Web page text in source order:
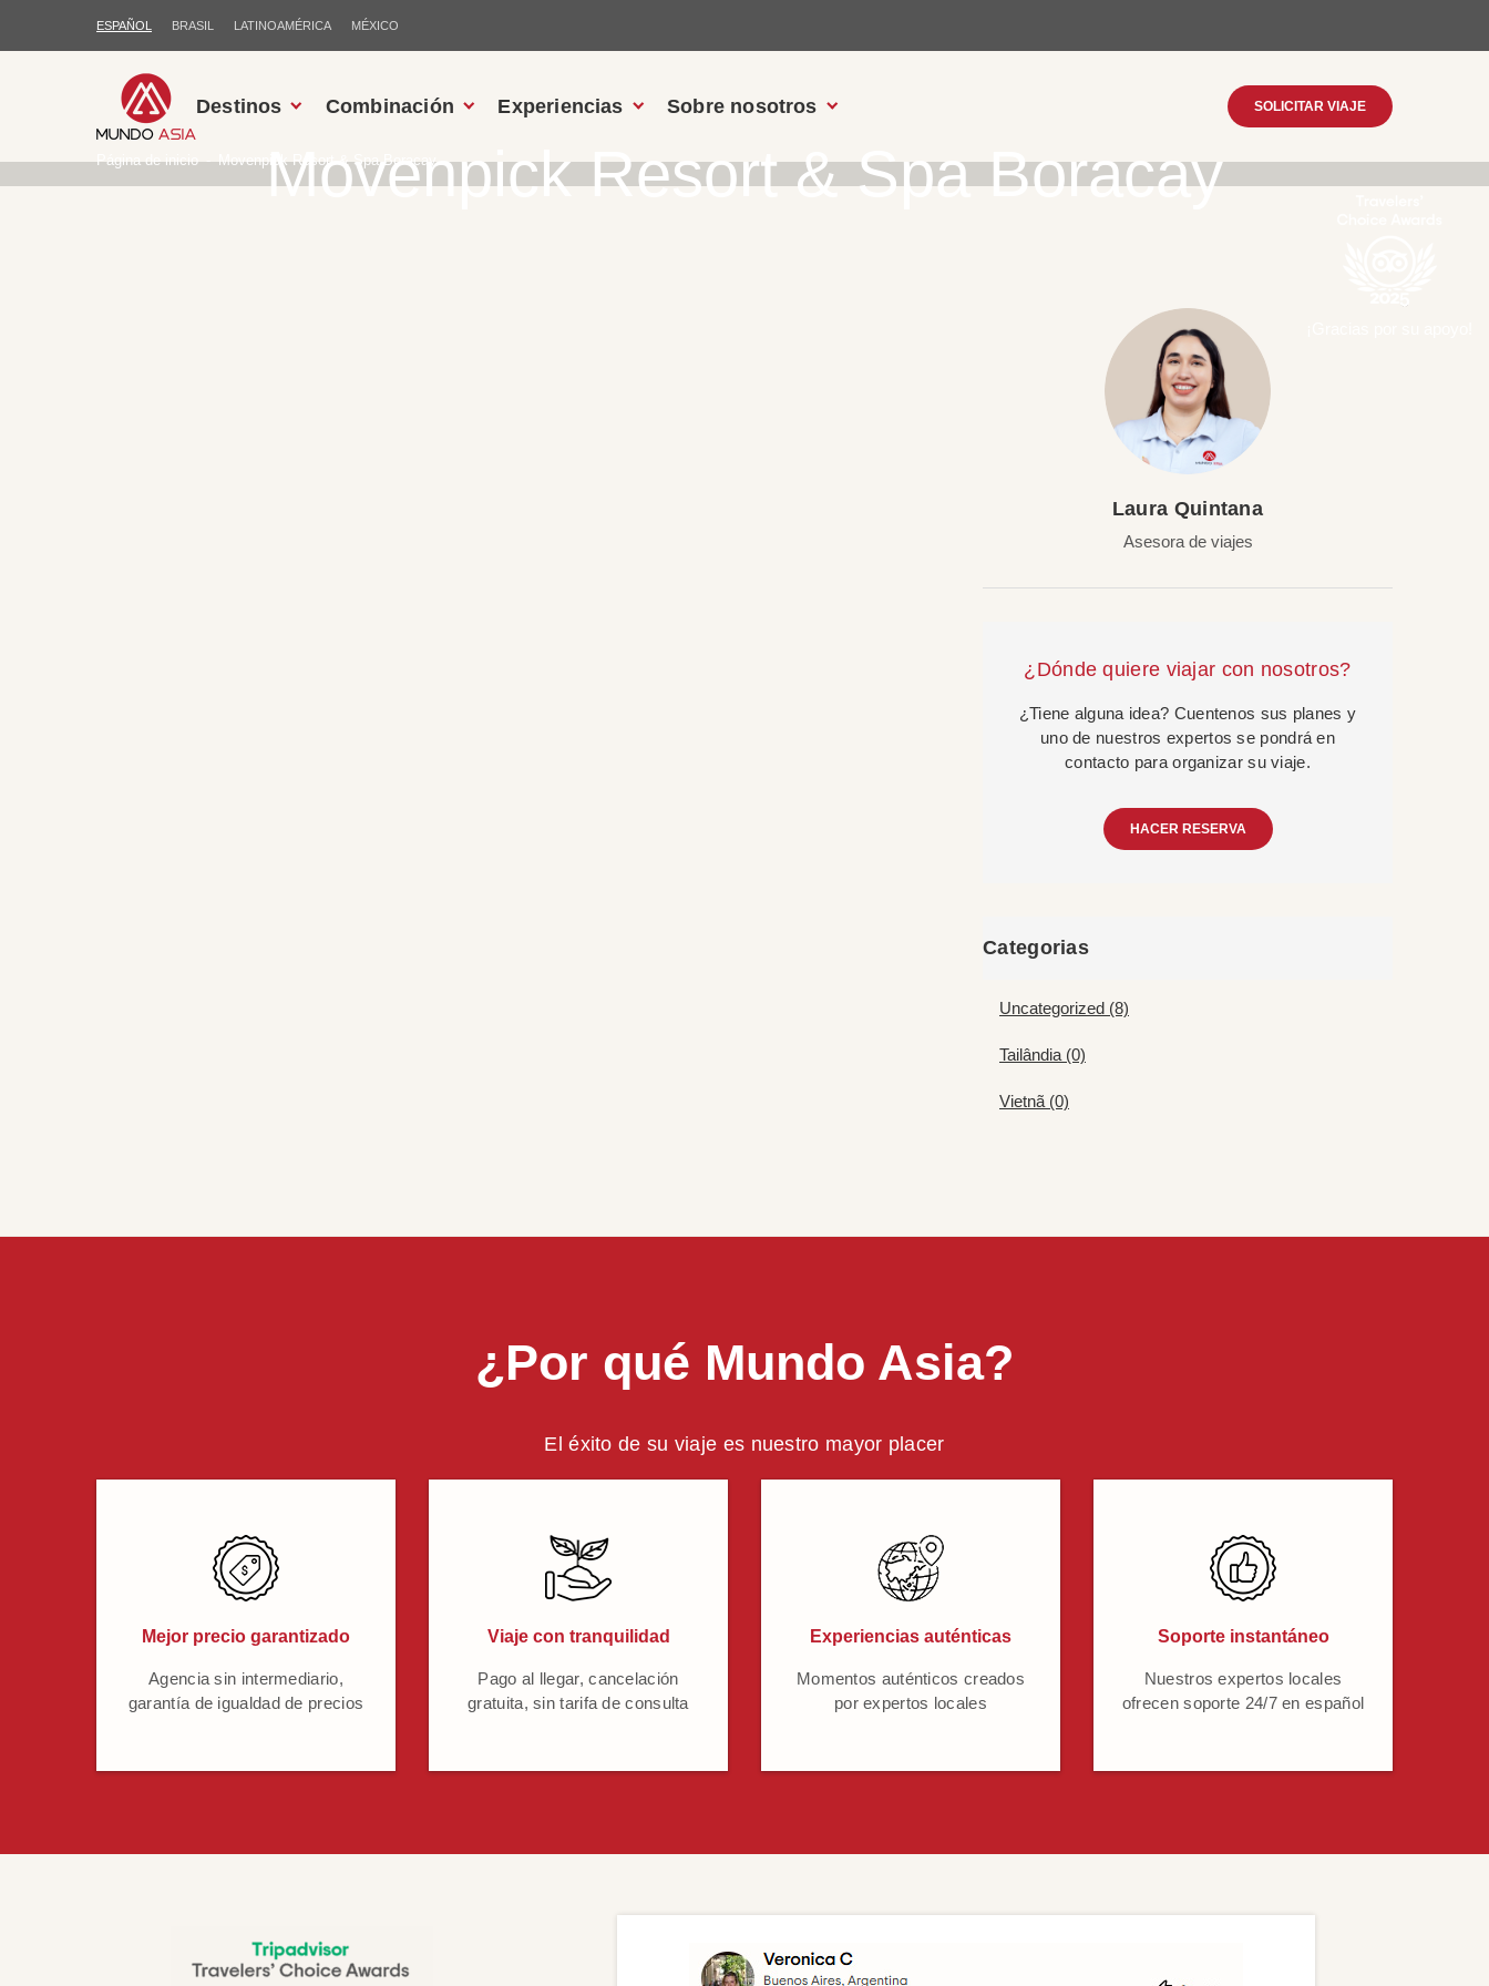
ESPAÑOL BRASIL LATINOAMÉRICA MÉXICO
Destinos Combinación Experiencias Sobre nosotros SOLICITAR VIAJE
Movenpick Resort & Spa Boracay
Página de inicio Movenpick Resort & Spa Boracay
Laura Quintana
Asesora de viajes
¿Dónde quiere viajar con nosotros?
¿Tiene alguna idea? Cuentenos sus planes y
uno de nuestros expertos se pondrá en
contacto para organizar su viaje.
HACER RESERVA
Categorias
Uncategorized (8)
Tailândia (0)
Vietnã (0)
¿Por qué Mundo Asia?
El éxito de su viaje es nuestro mayor placer
Mejor precio garantizado
Agencia sin intermediario,
garantía de igualdad de precios
Viaje con tranquilidad
Pago al llegar, cancelación
gratuita, sin tarifa de consulta
Experiencias auténticas
Momentos auténticos creados
por expertos locales
Soporte instantáneo
Nuestros expertos locales
ofrecen soporte 24/7 en español